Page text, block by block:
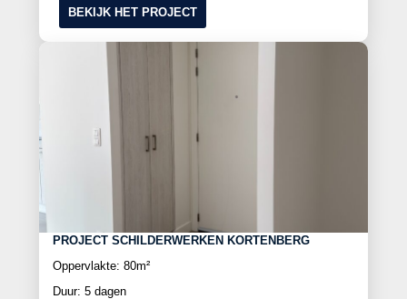
BEKIJK HET PROJECT
PROJECT SCHILDERWERKEN KORTENBERG
Oppervlakte: 80m²
Duur: 5 dagen